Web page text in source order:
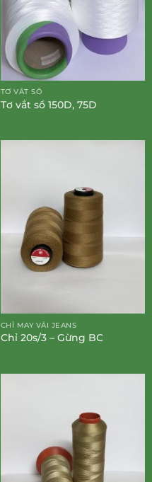
TƠ VẮT SỔ
Tơ vắt sổ 150D, 75D
CHỈ MAY VẢI JEANS
Chỉ 20s/3 – Gừng BC